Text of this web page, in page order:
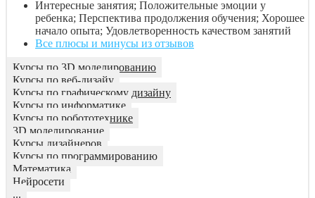
Интересные занятия; Положительные эмоции у
ребенка; Перспектива продолжения обучения; Хорошее
начало опыта; Удовлетворенность качеством занятий
Все плюсы и минусы из отзывов
Курсы по 3D моделированию
Курсы по веб-дизайу
Курсы по графическому дизайну
Курсы по информатике
Курсы по робототехнике
3D моделирование
Курсы дизайнеров
Курсы по программированию
Математика
Нейросети
...